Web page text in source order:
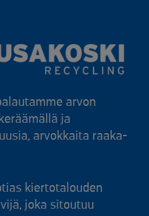
arvon
ja
arvokkaita raaka-
kiertotalouden
joka sitoutuu